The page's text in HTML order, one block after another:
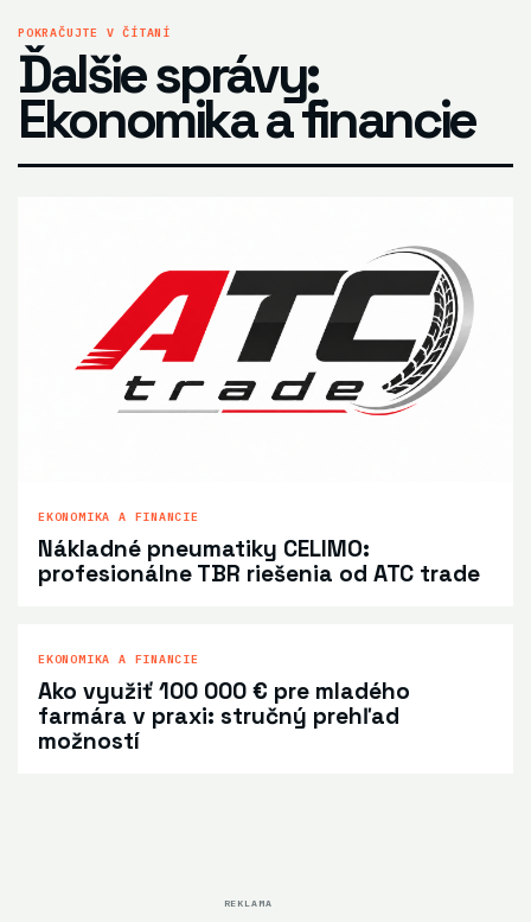
POKRAČUJTE V ČÍTANÍ
Ďalšie správy:
Ekonomika a financie
EKONOMIKA A FINANCIE
Nákladné pneumatiky CELIMO:
profesionálne TBR riešenia od ATC trade
EKONOMIKA A FINANCIE
Ako využiť 100 000 € pre mladého
farmára v praxi: stručný prehľad
možností
REKLAMA